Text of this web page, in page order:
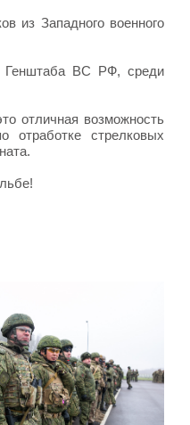
из Западного военного
Генштаба ВС РФ, среди
отличная возможность
стрелковых